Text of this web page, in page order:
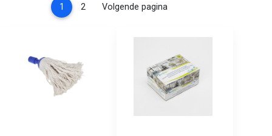
1 (current)
2 Volgende pagina